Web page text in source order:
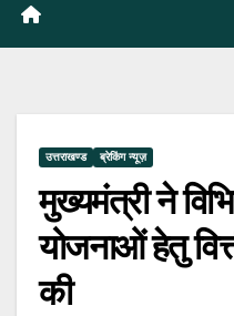
उत्तराखण्ड ब्रेकिंग न्यूज़
मुख्यमंत्री ने
योजनाओं हेतु
की